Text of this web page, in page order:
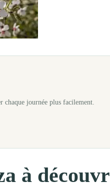
chaque journée plus facilement.
à